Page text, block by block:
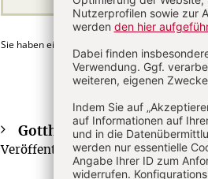
Sie haben ein Abonnement?
Gotthard Fuchs Dr. phil.,
Veröffentlichungen zu Theologie,